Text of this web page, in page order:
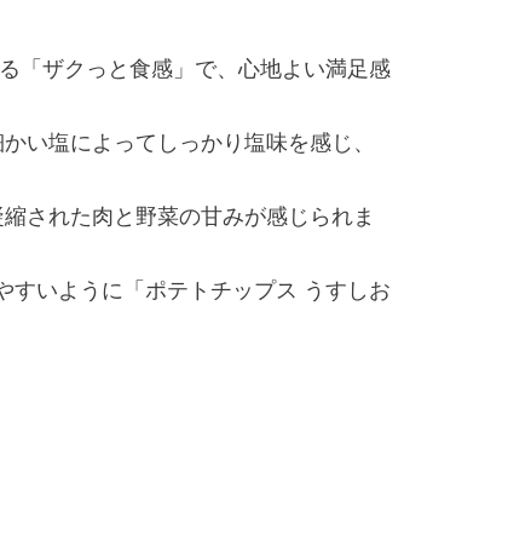
「ザクっと食感」で、心地よい満足感
い塩によってしっかり塩味を感じ、
された肉と野菜の甘みが感じられま
すいように「ポテトチップス うすしお